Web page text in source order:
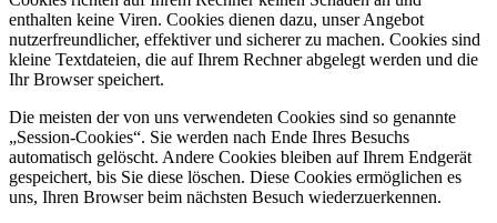
enthalten keine Viren. Cookies dienen dazu, unser Angebot
nutzerfreundlicher, effektiver und sicherer zu machen. Cookies sind
kleine Textdateien, die auf Ihrem Rechner abgelegt werden und die
Ihr Browser speichert.
Die meisten der von uns verwendeten Cookies sind so genannte
„Session-Cookies“. Sie werden nach Ende Ihres Besuchs
automatisch gelöscht. Andere Cookies bleiben auf Ihrem Endgerät
gespeichert, bis Sie diese löschen. Diese Cookies ermöglichen es
uns, Ihren Browser beim nächsten Besuch wiederzuerkennen.